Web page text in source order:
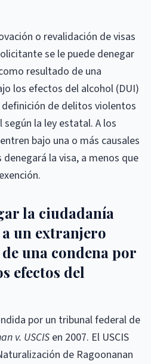
o revalidación de visas
se le puede denegar
resultado de una
los efectos del alcohol (DUI)
de delitos violentos
la ley estatal. A los
bajo una o más causales
la visa, a menos que
la ciudadanía
un extranjero
una condena por
efectos del
por un tribunal federal de
v. USCIS en 2007. El USCIS
de Ragoonanan